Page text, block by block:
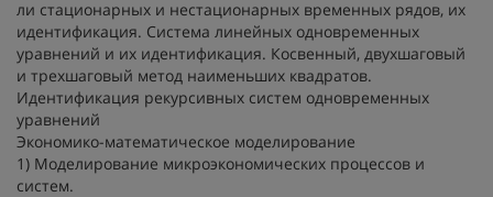
ли стационарных и нестационарных временных рядов, их
идентификация. Система линейных одновременных
уравнений и их идентификация. Косвенный, двухшаговый
и трехшаговый метод наименьших квадратов.
Идентификация рекурсивных систем одновременных
уравнений
Экономико-математическое моделирование
1) Моделирование микроэкономических процессов и
систем.